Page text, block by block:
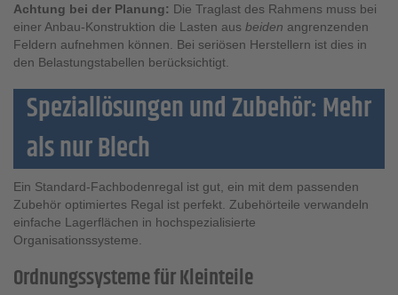
Achtung bei der Planung: Die Traglast des Rahmens muss bei
einer Anbau-Konstruktion die Lasten aus beiden angrenzenden
Feldern aufnehmen können. Bei seriösen Herstellern ist dies in
den Belastungstabellen berücksichtigt.
Speziallösungen und Zubehör: Mehr
als nur Blech
Ein Standard-Fachbodenregal ist gut, ein mit dem passenden
Zubehör optimiertes Regal ist perfekt. Zubehörteile verwandeln
einfache Lagerflächen in hochspezialisierte
Organisationssysteme.
Ordnungssysteme für Kleinteile